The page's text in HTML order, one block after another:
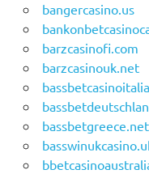
bangercasino.us
barzcasinofi.com
barzcasinouk.net
bassbetgreece.net